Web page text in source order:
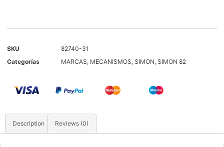
SKU
82740-31
Categorías
MARCAS, MECANISMOS, SIMON, SIMON 82
Description Reviews (0)